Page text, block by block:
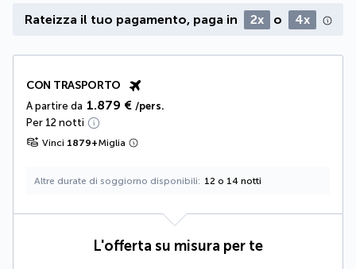
Rateizza il tuo pagamento, paga in 2x o 4x
CON TRASPORTO
A partire da 1.879 € /pers.
Per 12 notti
Vinci 1879+Miglia
Altre durate di soggiorno disponibili 12 o 14 notti
L'offerta su misura per te